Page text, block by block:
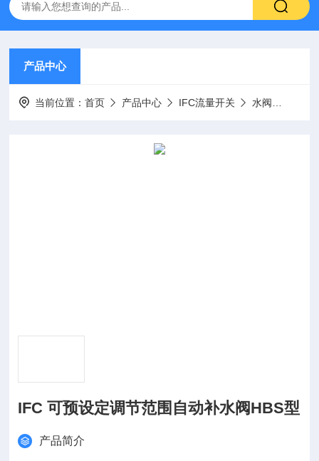
产品中心
当前位置：首页 产品中心 IFC流量开关 水阀
IFC 可预设定调节范围自动补水阀HBS型
产品简介